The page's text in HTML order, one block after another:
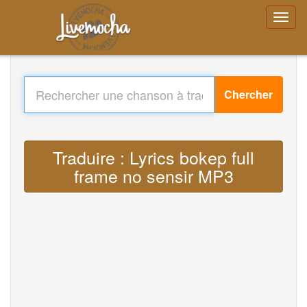
Chercher
Traduire : Lyrics bokep full
frame no sensir MP3